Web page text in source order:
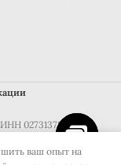
027313788811
ваш опыт на